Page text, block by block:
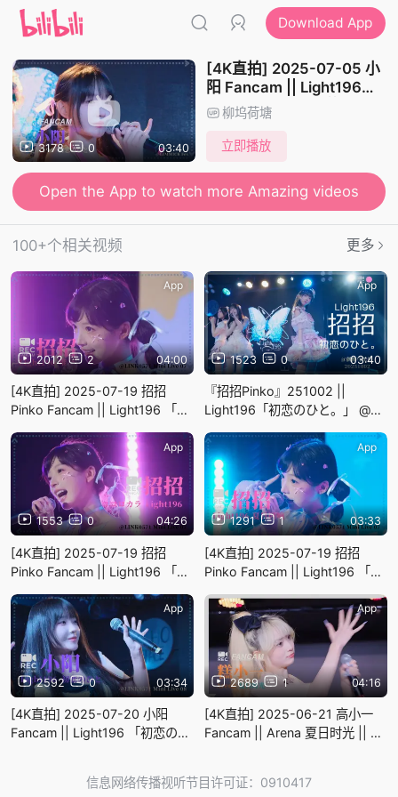
Download App
3178 0 03:40
[4K直拍] 2025-07-05 小
阳 Fancam || Light196
「初恋のひと。」||
Gimmick Fes
柳坞荷塘
立即播放
Open the App to watch more Amazing videos
100+个相关视频 更多
2012 2 04:00
App
[4K直拍] 2025-07-19 招招
Pinko Fancam || Light196 「唯
1523 0 03:40
App
『招招Pinko』251002 ||
Light196「初恋のひと。」 @偶
1553 0 04:26
App
[4K直拍] 2025-07-19 招招
Pinko Fancam || Light196 「コ
Live 07
1291 1 03:33
App
[4K直拍] 2025-07-19 招招
Pinko Fancam || Light196 「夏
07
2592 0 03:34
App
[4K直拍] 2025-07-20 小阳
Fancam || Light196 「初恋のひ
2689 1 04:16
App
[4K直拍] 2025-06-21 高小一
Fancam || Arena 夏日时光 || 甜
信息网络传播视听节目许可证：0910417